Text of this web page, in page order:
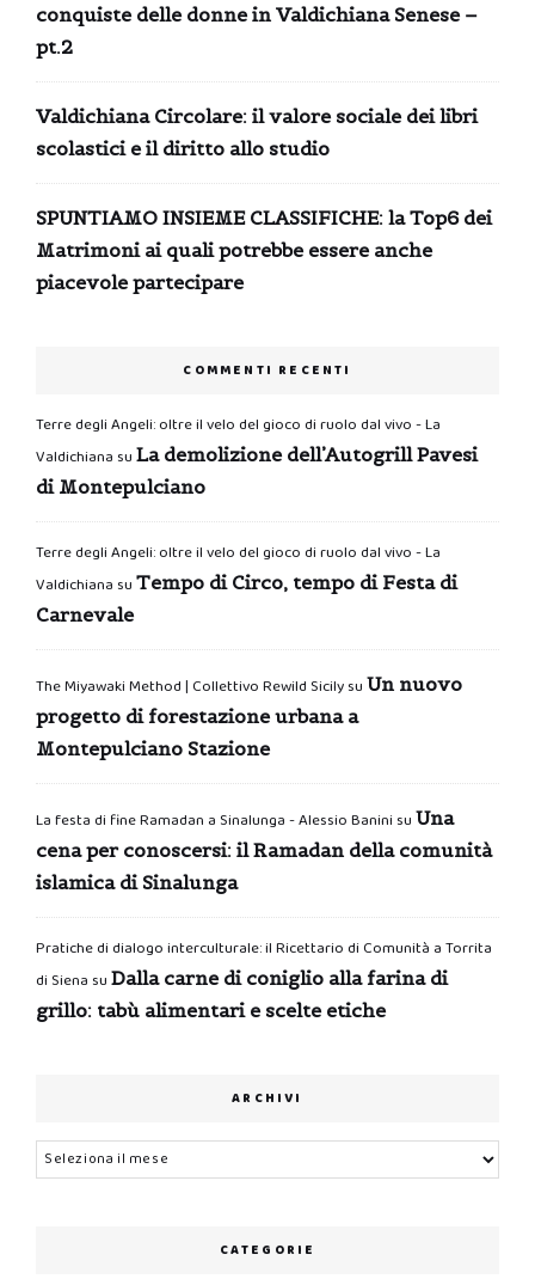
conquiste delle donne in Valdichiana Senese –
pt.2
Valdichiana Circolare: il valore sociale dei libri
scolastici e il diritto allo studio
SPUNTIAMO INSIEME CLASSIFICHE: la Top6 dei
Matrimoni ai quali potrebbe essere anche
piacevole partecipare
COMMENTI RECENTI
Terre degli Angeli: oltre il velo del gioco di ruolo dal vivo - La
Valdichiana su La demolizione dell’Autogrill Pavesi
di Montepulciano
Terre degli Angeli: oltre il velo del gioco di ruolo dal vivo - La
Valdichiana su Tempo di Circo, tempo di Festa di
Carnevale
The Miyawaki Method | Collettivo Rewild Sicilysu Un nuovo
progetto di forestazione urbana a
Montepulciano Stazione
La festa di fine Ramadan a Sinalunga - Alessio Banini su Una
cena per conoscersi: il Ramadan della comunità
islamica di Sinalunga
Pratiche di dialogo interculturale: il Ricettario di Comunità a Torrita
di Siena su Dalla carne di coniglio alla farina di
grillo: tabù alimentari e scelte etiche
ARCHIVI
Archivi
CATEGORIE